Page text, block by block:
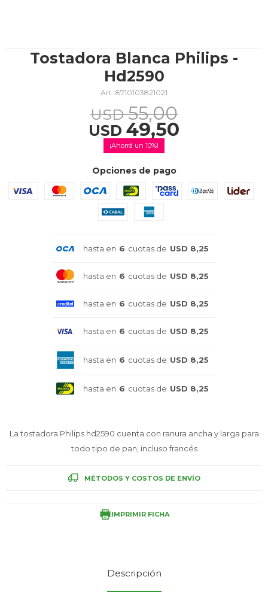
Tostadora Blanca Philips -
Hd2590
8710103821021
USD 49,50
USD 55,00
10
Opciones de pago
hasta en 6 cuotas de USD 8,25
hasta en 6 cuotas de USD 8,25
hasta en 6 cuotas de USD 8,25
hasta en 6 cuotas de USD 8,25
hasta en 6 cuotas de USD 8,25
hasta en 6 cuotas de USD 8,25
La tostadora Philips hd2590 cuenta con ranura ancha y larga para
todo tipo de pan, incluso francés
MÉTODOS Y COSTOS DE ENVÍO
IMPRIMIR FICHA
Descripción
Cuidado personal
Celulares
Atención Personalizada
Local
Service